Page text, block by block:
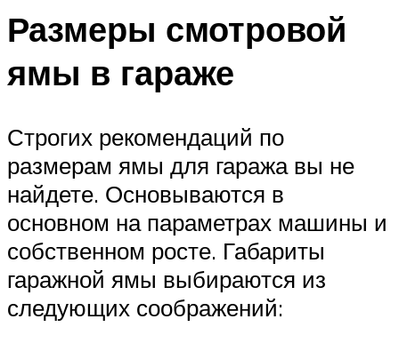
Размеры смотровой
ямы в гараже
Строгих рекомендаций по
размерам ямы для гаража вы не
найдете. Основываются в
основном на параметрах машины и
собственном росте. Габариты
гаражной ямы выбираются из
следующих соображений: